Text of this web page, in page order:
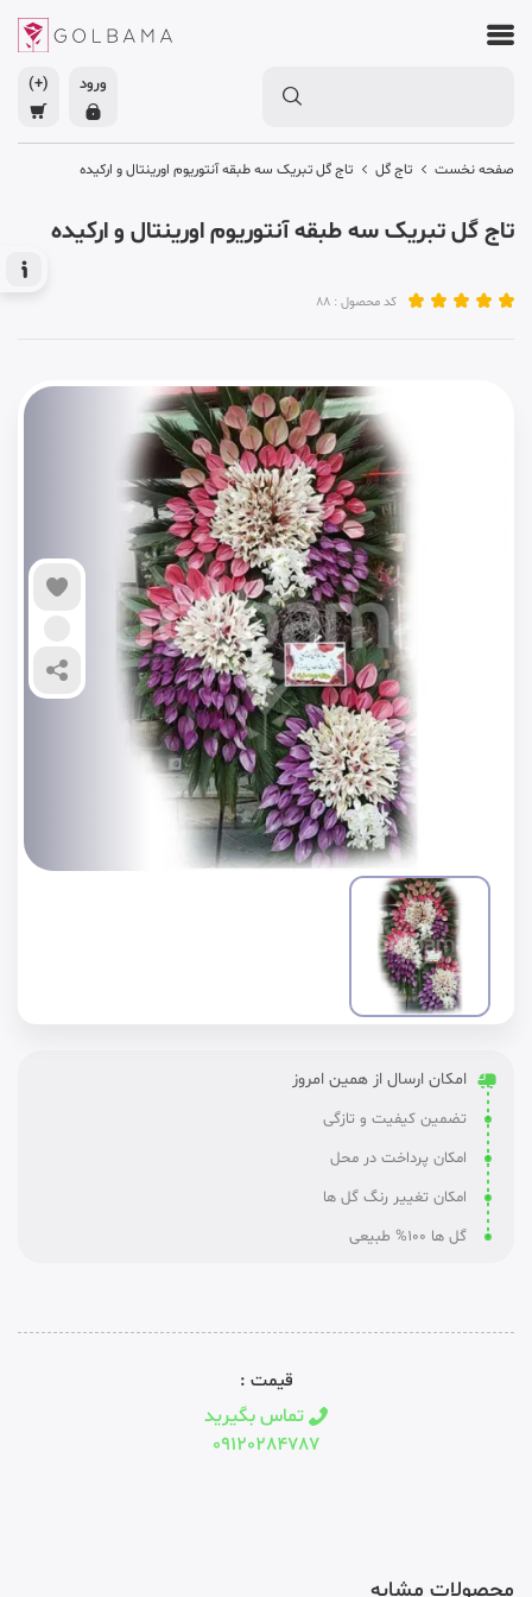
ورود (+)
صفحه نخست تاج گل تاج گل تبریک سه طبقه آنتوریوم اورینتال و ارکیده
تاج گل تبریک سه طبقه آنتوریوم اورینتال و ارکیده
کد محصول : 88
امکان ارسال از همین امروز
تضمین کیفیت و تازگی
امکان پرداخت در محل
امکان تغییر رنگ گل ها
گل ها 100% طبیعی
قیمت :
تماس بگیرید
09120284787
محصولات مشابه